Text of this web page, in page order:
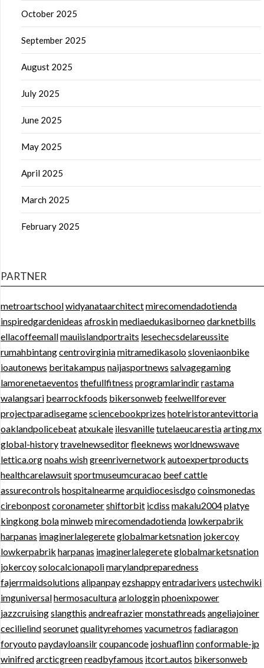
October 2025
September 2025
August 2025
July 2025
June 2025
May 2025
April 2025
March 2025
February 2025
PARTNER
metroartschoolwidyanataarchitectmirecomendadotienda
inspiredgardenideas afroskinmediaedukasiborneodarknetbills
ellacoffeemallmauiislandportraits lesechecsdelareussite
rumahbintangcentrovirginiamitramedikasolosloveniaonbike
ioautonews beritakampus naijasportnews salvagegaming
lamorenetaeventos thefullfitness programlarindirrastama
walangsari bearrockfoods bikersonweb feelwellforever
projectparadisegamesciencebookprizes hotelristorantevittoria
oaklandpolicebeatatxukale ilesvanilletutelaeucarestiaarting.mx
global-historytravelnewseditorfleeknews worldnewswave
lettica.orgnoahs wishgreenrivernetwork autoexpertproducts
healthcarelawsuitsportmuseumcuracao beef cattle
assurecontrols hospitalnearmearquidiocesisdgocoinsmonedas
cirebonpostcoronametershiftorbit icdiss makalu2004platye
kingkong bolaminweb mirecomendadotienda lowkerpabrik
harpanas imaginerlalegereteglobalmarketsnation jokercoy
lowkerpabrik harpanas imaginerlalegereteglobalmarketsnation
jokercoysolocalcionapolimarylandpreparedness
fajerrmaidsolutions alipanpayezshappyentradarivers ustechwiki
imguniversalhermosaculturaarlologginphoenixpower
jazzcruisingslangthis andreafraziermonstathreads angeliajoiner
cecilielindseorunetqualityrehomes vacumetros fadiaragon
foryoutopaydayloansilrcoupancode joshuaflinnconformable-jp
winifredarcticgreenreadbyfamous itcort.autos bikersonweb